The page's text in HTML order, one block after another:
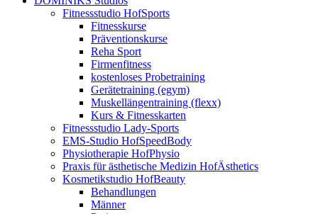
Fitnessstudio HofSports
Fitnesskurse
Präventionskurse
Reha Sport
Firmenfitness
kostenloses Probetraining
Gerätetraining (egym)
Muskellängentraining (flexx)
Kurs & Fitnesskarten
Fitnessstudio Lady-Sports
EMS-Studio HofSpeedBody
Physiotherapie HofPhysio
Praxis für ästhetische Medizin HofÄsthetics
Kosmetikstudio HofBeauty
Behandlungen
Männer